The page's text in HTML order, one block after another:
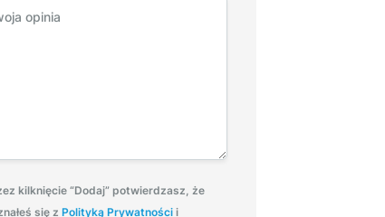
kilknięcie “Dodaj” potwierdzasz, że
się z Polityką Prywatnościi